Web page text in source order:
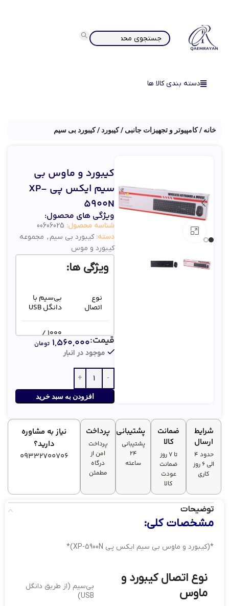
دسته بندی کالا ها
خانه کامپیوتر و تجهیزات جانبی کیبورد کیبورد بی سیم
کیبورد و ماوس بی
سیم ایکس پی XP-
5900N
ویژگی های محصول:
شناسه محصول: 00606025
دسته: کیبورد بی سیم , مجموعه
کیبورد و موس
ویژگی ها:
نوع
اتصال
بی‌سیم با
دانگل USB
دقت
ماوس
(DPI)
1000 /
1600 DPI
عمر مفید
کلیدهای
تا 10
میلیون بار
موجود در انبار
افزودن به سبد خرید
قیمت:۱,۵۶۰,۰۰۰ تومان
شرایط
ارسال
حدود 4
الی 6 روز
کاری
ضمانت
کالا
تا ۷ روز
ضمانت
عودت
کالا
پشتیبانی
پشتیبانی
۲۴
ساعته
پرداخت
پرداخت
امن از
درگاه
مطمئن
نیاز به مشاوره
دارید؟
09332700706
توضیحات
مشخصات کلی:
*(کیبورد و ماوس بی سیم ایکس پی XP-5900N)*
نوع اتصال کیبورد و
ماوس
بی‌سیم (از طریق دانگل
USB)